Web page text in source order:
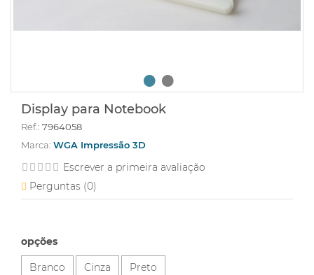
Display para Notebook
Ref.: 7964058
Marca: WGA Impressão 3D
Escrever a primeira avaliação
Perguntas (0)
opções
Branco Cinza Preto